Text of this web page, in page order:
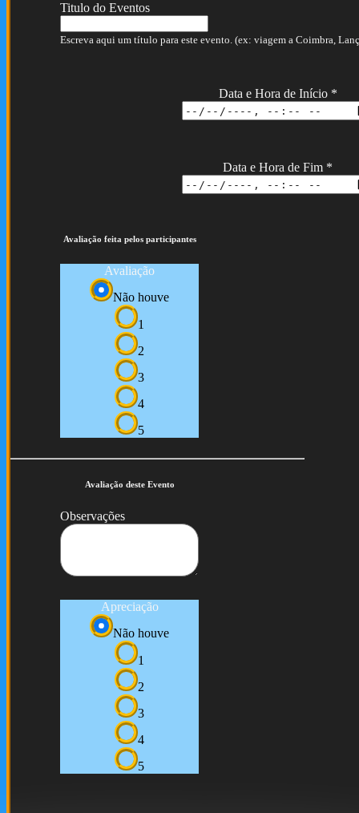
Titulo do Eventos
Escreva aqui um título para este evento. (ex: viagem a Coimbra,
Data e Hora de Início *
Data e Hora de Fim *
Avaliação feita pelos participantes
Avaliação
Não houve
1
2
3
4
5
Avaliação deste Evento
Observações
Apreciação
Não houve
1
2
3
4
5